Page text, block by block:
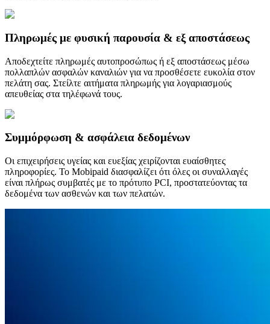
Πληρωμές με φυσική παρουσία & εξ αποστάσεως
Αποδεχτείτε πληρωμές αυτοπροσώπως ή εξ αποστάσεως μέσω
πολλαπλών ασφαλών καναλιών για να προσθέσετε ευκολία στον
πελάτη σας. Στείλτε αιτήματα πληρωμής για λογαριασμούς
απευθείας στα τηλέφωνά τους.
Συμμόρφωση & ασφάλεια δεδομένων
Οι επιχειρήσεις υγείας και ευεξίας χειρίζονται ευαίσθητες
πληροφορίες. Το Mobipaid διασφαλίζει ότι όλες οι συναλλαγές
είναι πλήρως συμβατές με το πρότυπο PCI, προστατεύοντας τα
δεδομένα των ασθενών και των πελατών.